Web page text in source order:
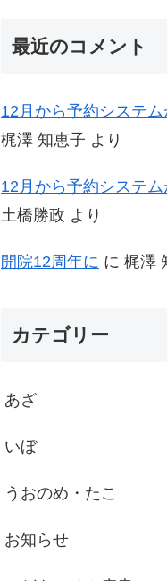
最近のコメント
12月から予約システム
梶澤 知恵子 より
12月から予約システム
土橋勝政 より
開院12周年に に 梶澤
カテゴリー
あざ
いぼ
うおのめ・たこ
お知らせ